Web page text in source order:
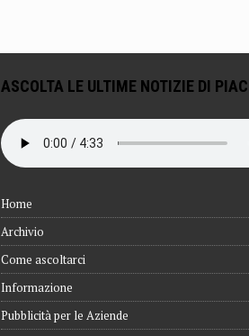
ASCOLTA LE ULTIME NOTIZIE DI
Home
Archivio
Come ascoltarci
Informazione
Pubblicità per le Aziende